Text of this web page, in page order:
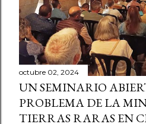
octubre 02, 2024
UN SEMINARIO
PROBLEMA DE LA
TIERRAS RARAS EN